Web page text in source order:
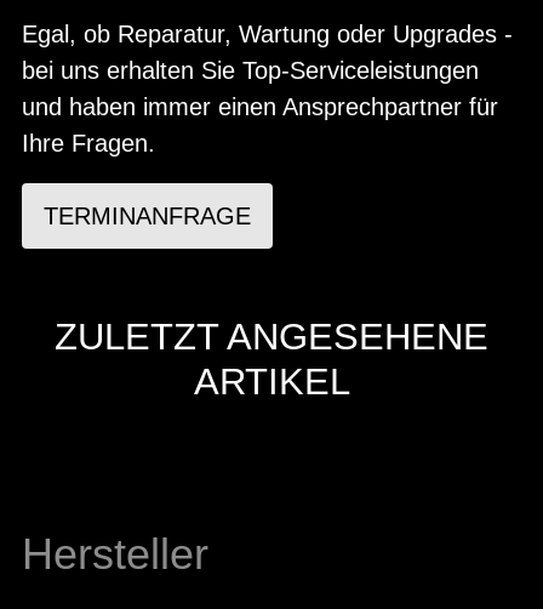
Egal, ob Reparatur, Wartung oder Upgrades -
bei uns erhalten Sie Top-Serviceleistungen
und haben immer einen Ansprechpartner für
Ihre Fragen.
TERMINANFRAGE
ZULETZT ANGESEHENE
ARTIKEL
Hersteller